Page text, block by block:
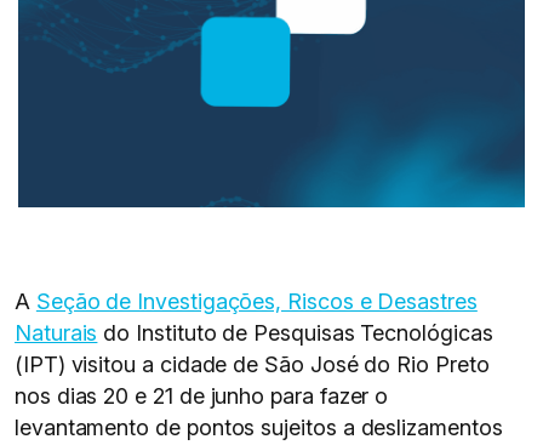
A Seção de Investigações, Riscos e Desastres
Naturais do Instituto de Pesquisas Tecnológicas
(IPT) visitou a cidade de São José do Rio Preto
nos dias 20 e 21 de junho para fazer o
levantamento de pontos sujeitos a deslizamentos